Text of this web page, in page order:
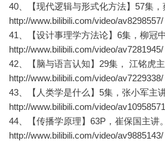
40、【现代逻辑与形式化方法】57集，
http://www.bilibili.com/video/av8298557/
41、【设计事理学方法论】6集，柳冠中
http://www.bilibili.com/video/av7281945/
42、【脑与语言认知】29集， 江铭虎主
http://www.bilibili.com/video/av7229338/
43、【人类学是什么】5集，张小军主讲
http://www.bilibili.com/video/
44、【传播学原理】63P，崔保国主讲。
http://www.bilibili.com/video/av9885143/